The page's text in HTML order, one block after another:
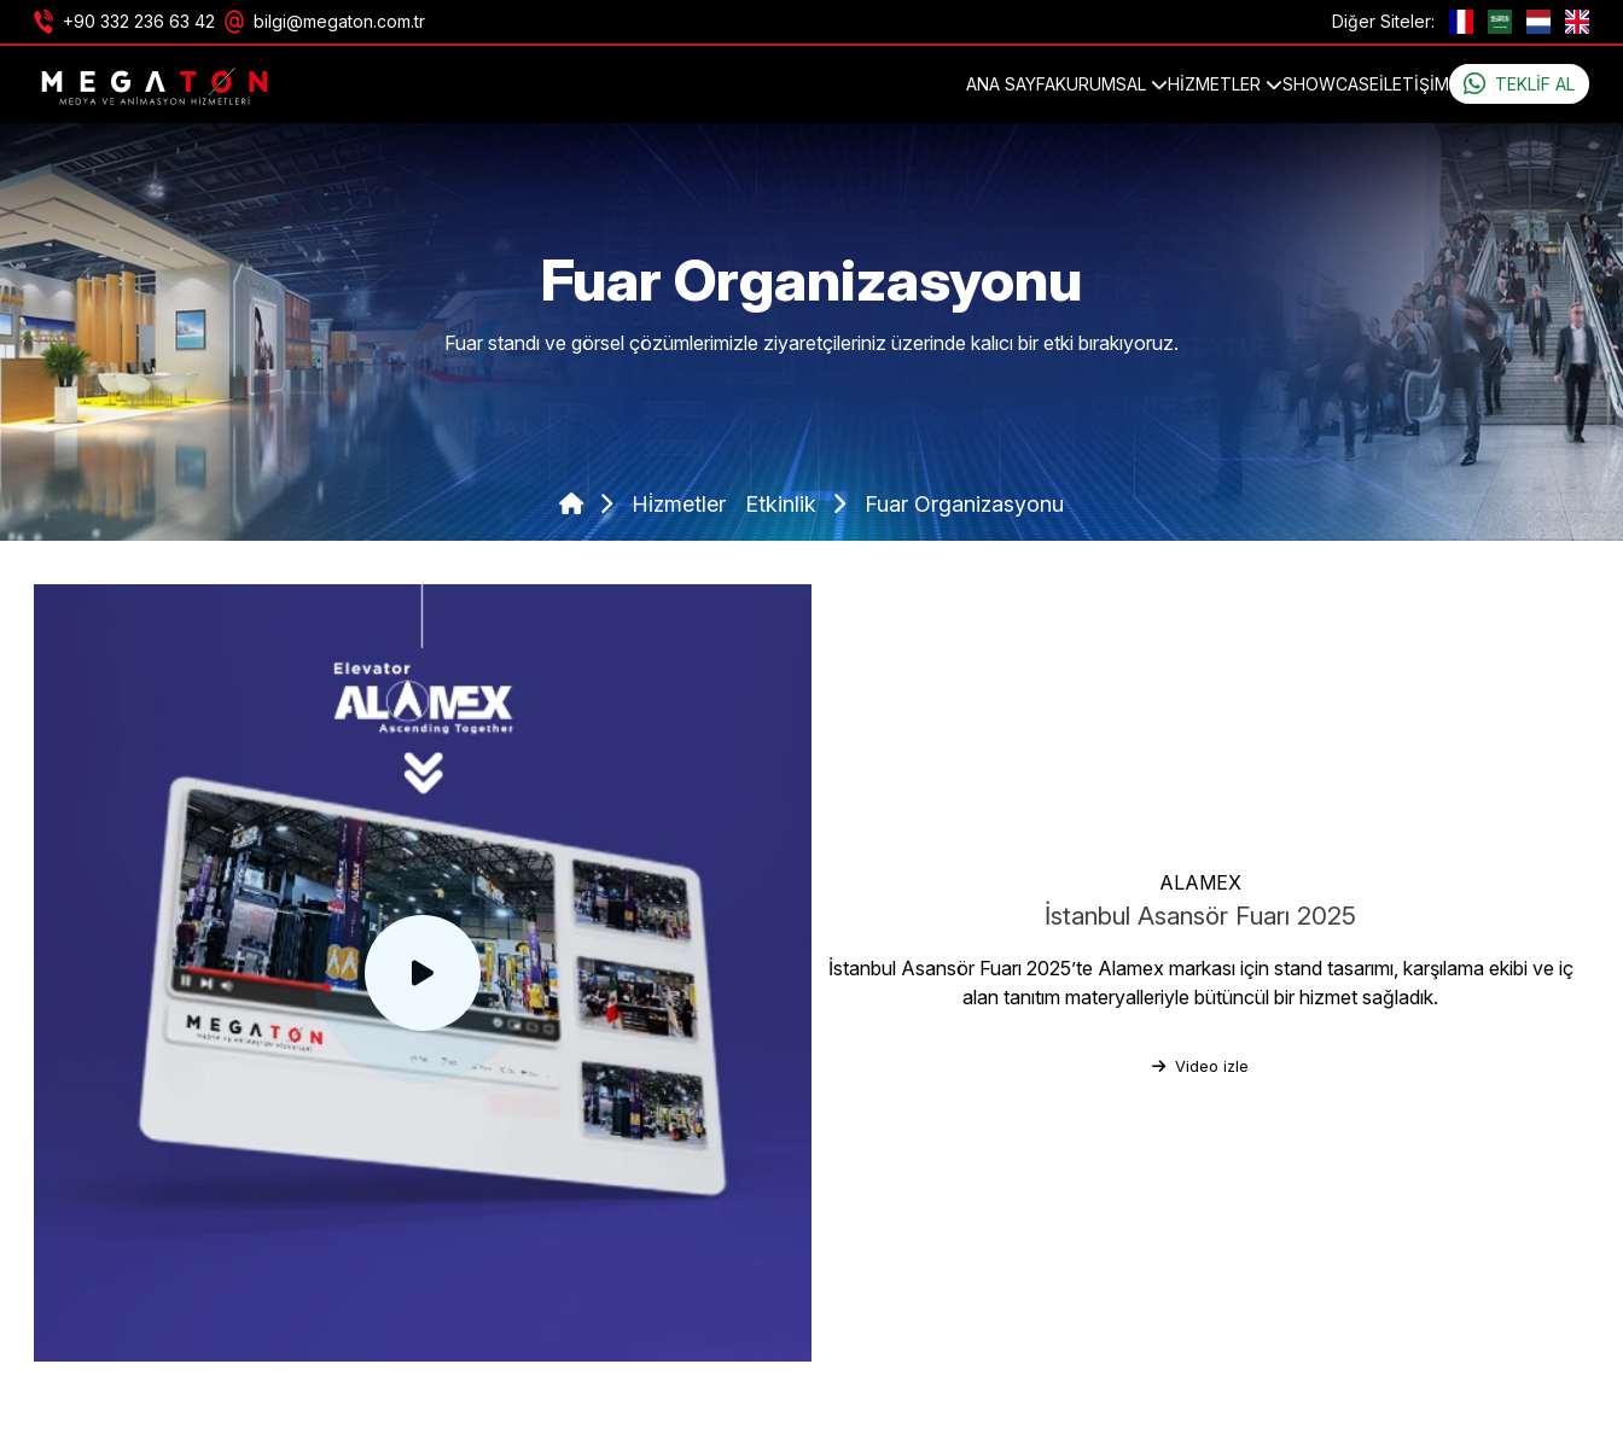
+90 332 236 63 42 bilgi@megaton.com.tr Diğer Siteler:
ANA SAYFAKURUMSAL HİZMETLER SHOWCASEİLETIŞIM TEKLIF AL
Fuar Organizasyonu
Fuar standı ve görsel çözümlerimizle ziyaretçileriniz üzerinde kalıcı bir etki bırakıyoruz.
Hi̇zmetler Etkinlik Fuar Organizasyonu
ALAMEX
İstanbul Asansör Fuarı 2025
İstanbul Asansör Fuarı 2025’te Alamex markası için stand tasarımı, karşılama ekibi ve iç
alan tanıtım materyalleriyle bütüncül bir hizmet sağladık.
Video izle